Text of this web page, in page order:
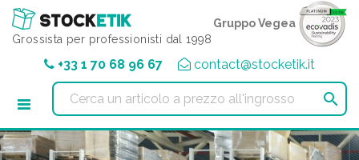
Grossista per professionisti dal 1998
Gruppo Vegea
+33 1 70 68 96 67 contact@stocketik.it

Pannello di gestione dei cookies